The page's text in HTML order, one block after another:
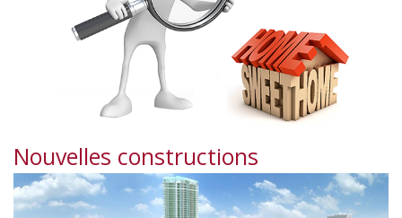
Nouvelles constructions